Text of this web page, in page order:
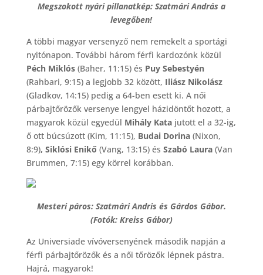
Megszokott nyári pillanatkép: Szatmári András a
levegőben!
A többi magyar versenyző nem remekelt a sportági
nyitónapon. További három férfi kardozónk közül
Péch Miklós(Baher, 11:15) és Puy Sebestyén
(Rahbari, 9:15) a legjobb 32 között, Iliász Nikolász
(Gladkov, 14:15) pedig a 64-ben esett ki. A női
párbajtőrözők versenye lengyel házidöntőt hozott, a
magyarok közül egyedül Mihály Katajutott el a 32-ig,
ő ott búcsúzott (Kim, 11:15), Budai Dorina (Nixon,
8:9), Siklósi Enikő(Vang, 13:15) és Szabó Laura(Van
Brummen, 7:15) egy körrel korábban.
Mesteri páros: Szatmári Andris és Gárdos Gábor.
(Fotók: Kreiss Gábor)
Az Universiade vívóversenyének második napján a
férfi párbajtőrözők és a női tőrözők lépnek pástra.
Hajrá, magyarok!